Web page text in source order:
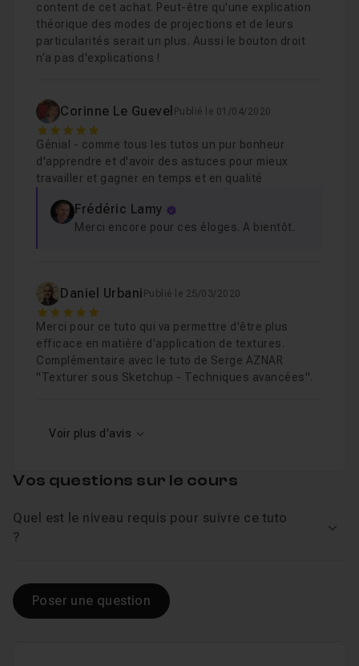
content de cet achat. Peut-être qu'une explication
théorique des modes de projections et de leurs
particularités serait un plus. Aussi le bouton droit
n’a pas d'explications !
Corinne Le Guevel Publié le 01/04/2020
5
Génial - comme tous les tutos un pur bonheur
d'apprendre et d'avoir des astuces pour mieux
travailler et gagner en temps et en qualité
Frédéric Lamy
Merci encore pour ces éloges. A bientôt.
Daniel Urbani Publié le 25/03/2020
5
Merci pour ce tuto qui va permettre d'être plus
efficace en matière d'application de textures.
Complémentaire avec le tuto de Serge AZNAR
"Texturer sous Sketchup - Techniques avancées".
Voir plus d'avis
Vos questions sur le cours
Quel est le niveau requis pour suivre ce tuto
?
Poser une question